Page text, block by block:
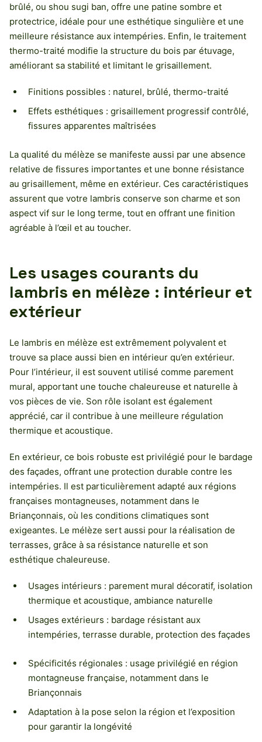
brûlé, ou shou sugi ban, offre une patine sombre et
protectrice, idéale pour une esthétique singulière et une
meilleure résistance aux intempéries. Enfin, le traitement
thermo-traité modifie la structure du bois par étuvage,
améliorant sa stabilité et limitant le grisaillement.
Finitions possibles : naturel, brûlé, thermo-traité
Effets esthétiques : grisaillement progressif contrôlé,
fissures apparentes maîtrisées
La qualité du mélèze se manifeste aussi par une absence
relative de fissures importantes et une bonne résistance
au grisaillement, même en extérieur. Ces caractéristiques
assurent que votre lambris conserve son charme et son
aspect vif sur le long terme, tout en offrant une finition
agréable à l’œil et au toucher.
Les usages courants du
lambris en mélèze : intérieur et
extérieur
Le lambris en mélèze est extrêmement polyvalent et
trouve sa place aussi bien en intérieur qu’en extérieur.
Pour l’intérieur, il est souvent utilisé comme parement
mural, apportant une touche chaleureuse et naturelle à
vos pièces de vie. Son rôle isolant est également
apprécié, car il contribue à une meilleure régulation
thermique et acoustique.
En extérieur, ce bois robuste est privilégié pour le bardage
des façades, offrant une protection durable contre les
intempéries. Il est particulièrement adapté aux régions
françaises montagneuses, notamment dans le
Briançonnais, où les conditions climatiques sont
exigeantes. Le mélèze sert aussi pour la réalisation de
terrasses, grâce à sa résistance naturelle et son
esthétique chaleureuse.
Usages intérieurs : parement mural décoratif, isolation
thermique et acoustique, ambiance naturelle
Usages extérieurs : bardage résistant aux
intempéries, terrasse durable, protection des façades
Spécificités régionales : usage privilégié en région
montagneuse française, notamment dans le
Briançonnais
Adaptation à la pose selon la région et l’exposition
pour garantir la longévité